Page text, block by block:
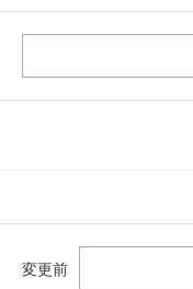
変更前